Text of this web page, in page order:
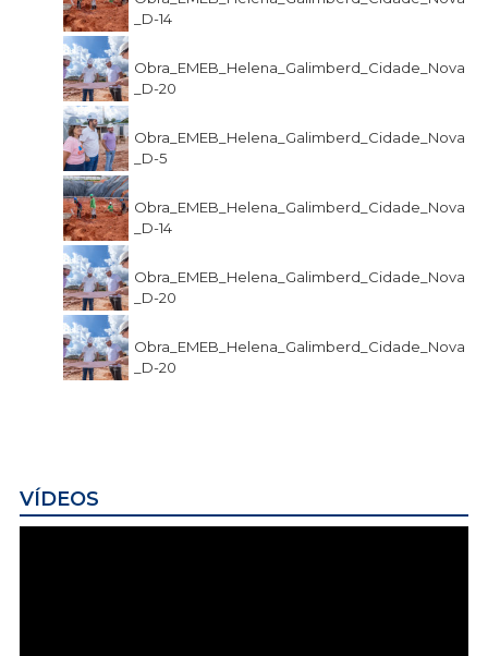
_D-14
Obra_EMEB_Helena_Galimberd_Cidade_Nova
_D-20
Obra_EMEB_Helena_Galimberd_Cidade_Nova
_D-5
Obra_EMEB_Helena_Galimberd_Cidade_Nova
_D-14
Obra_EMEB_Helena_Galimberd_Cidade_Nova
_D-20
Obra_EMEB_Helena_Galimberd_Cidade_Nova
_D-20
VÍDEOS